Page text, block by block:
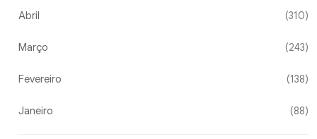
Abril (310)
Março (243)
Fevereiro (138)
Janeiro (88)